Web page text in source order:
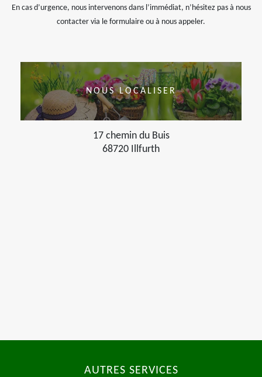
En cas d’urgence, nous intervenons dans l’immédiat, n’hésitez pas à nous
contacter via le formulaire ou à nous appeler.
NOUS LOCALISER
17 chemin du Buis
68720 Illfurth
AUTRES SERVICES